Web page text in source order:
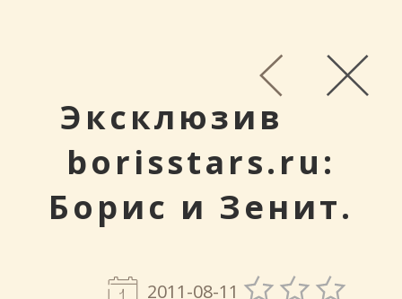
Эксклюзив
borisstars.ru:
Борис и Зенит.
2011-08-11